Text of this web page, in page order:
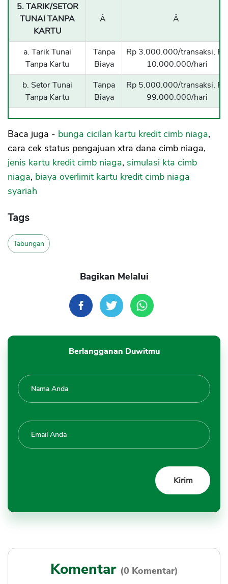
5. TARIK/SETOR
TUNAI TANPA
KARTU
Â Â
a. Tarik Tunai
Tanpa Kartu
Tanpa
Biaya
Rp 3.000.000/transaksi, Rp
10.000.000/hari
b. Setor Tunai
Tanpa Kartu
Tanpa
Biaya
Rp 5.000.000/transaksi, Rp
99.000.000/hari
Baca juga - bunga cicilan kartu kredit cimb niaga,
cara cek status pengajuan xtra dana cimb niaga,
jenis kartu kredit cimb niaga, simulasi kta cimb
niaga, biaya overlimit kartu kredit cimb niaga
syariah
Tags
Tabungan
Bagikan Melalui
Berlangganan Duwitmu
Komentar (0 Komentar)